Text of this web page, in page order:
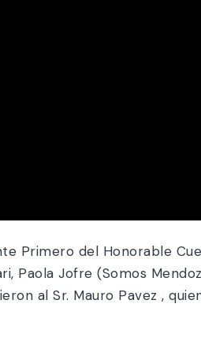
Primero del Honorable
Paola Jofre (Somos
al Sr. Mauro Pavez ,